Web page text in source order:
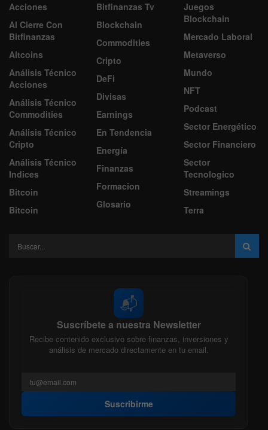
Acciones
Al Cierre Con
Bitfinanzas
Altcoins
Análisis Técnico
Acciones
Análisis Técnico
Commodities
Análisis Técnico
Cripto
Análisis Técnico
Indices
Bitcoin
Bitcoin
Bitfinanzas Tv
Blockchain
Commodities
Cripto
DeFi
Divisas
Earnings
En Tendencia
Energía
Finanzas
Formacion
Glosario
Juegos
Blockchain
Mercado Laboral
Metaverso
Mundo
NFT
Podcast
Sector Energético
Sector Financiero
Sector
Tecnologico
Streamings
Terra
📬
Suscríbete a nuestra Newsletter
Recibe contenido exclusivo sobre finanzas, inversiones y
análisis de mercado directamente en tu email.
Suscribirme